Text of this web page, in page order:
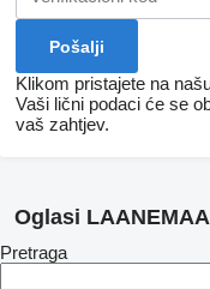
Klikom pristajete na
Vaši lični podaci će se
vaš zahtjev.
Oglasi
Pretraga